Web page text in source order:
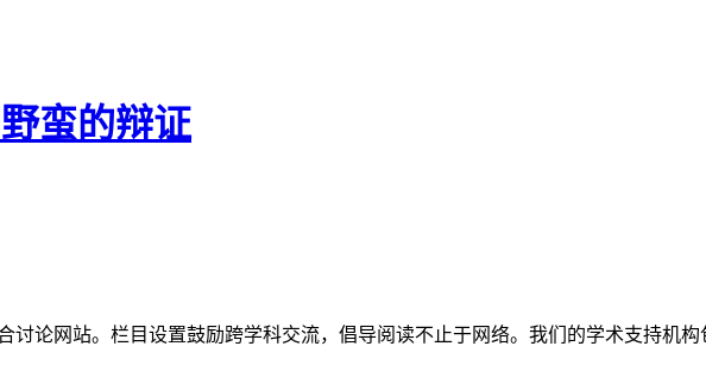
蛮的辩证
讨论网站。栏目设置鼓励跨学科交流，倡导阅读不止于网络。我们的学术支持机